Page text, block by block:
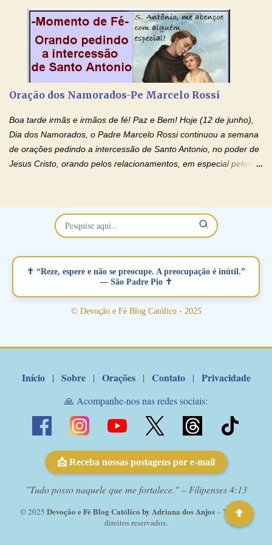
no programa de rádio Momento de Fé, pela cura dos
relacionamentos. Seu relacionamento está doente? Você está
sofrendo? Então ouça o Momento de Fé e entre nesta corrente
de orações abençoadas, d eixe o Amor Ágape de Jesus curar e
restaurar você e seu relacionamento. Adriana-Devoção e Fé
Oração Pelos Casais Que Estão Separados Casais que estão
separados, devido ao envolvimento de outras pessoas no
relacionamento e que minaram, espiritualmente, a relação do
casal. Vamos orar (coloque o seu esposo ou esposa diante de
Deus). "Senhor Jesus, restaura os laços ...
Oração dos Namorados-Pe Marcelo Rossi
Boa tarde irmãs e irmãos de fé! Paz e Bem! Hoje (12 de junho),
Dia dos Namorados, o Padre Marcelo Rossi continuou a semana
de orações pedindo a intercessão de Santo Antonio, no poder de
Jesus Cristo, orando pelos relacionamentos, em especial pelos
maravilhosos cartões que coloquei aqui para vocês. Não perca
esta abençoada semana no Momento de Fé do Padre Marcelo,
vamos juntos formar esta forte corrente de orações. Você que
verdadeiro, ou que está com problemas no relacionamento
amoroso, creia na poderosa intercessão deste santo amigo:
Santo Antonio! Tenha fé, não desista, pois ele intercede por nós
junto a Jesus! Fique no Amor Ágape de Jesus e no Amor Materno
✝ “Reze, espere e não se preocupe. A preocupação é inútil.”
— São Padre Pio ✝
© Devoção e Fé Blog Católico - 2025
Início | Sobre | Orações | Contato | Privacidade
🙏 Acompanhe-nos nas redes sociais:
📩 Receba nossas postagens por e-mail
"Tudo posso naquele que me fortalece." – Filipenses 4:13
© 2025 Devoção e Fé Blog Católico by Adriana dos Anjos– Todos os
direitos reservados.